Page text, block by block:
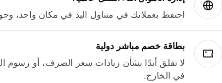
احتفظ بعملاتك في متناول اليد في مكان واحد،
بطاقة خصم مباشر دولية
لا تقلق أبدًا بشأن زيادات سعر الصرف، أو رسوم
في الخارج.